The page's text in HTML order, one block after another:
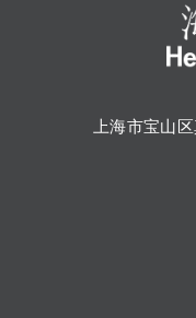
上海市宝山